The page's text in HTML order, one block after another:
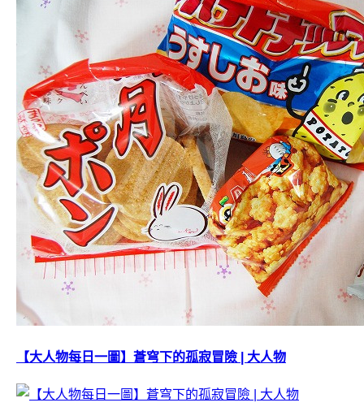
【大人物每日一圖】蒼穹下的孤寂冒險 | 大人物